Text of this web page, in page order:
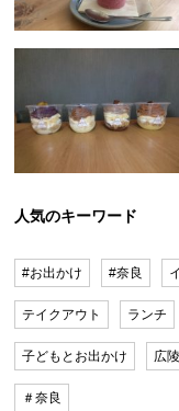
人気のキーワード
#お出かけ #奈良
テイクアウト ランチ
子どもとお出かけ 広
＃奈良